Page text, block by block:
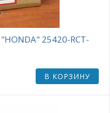
25420-RCT-
В КОРЗИНУ